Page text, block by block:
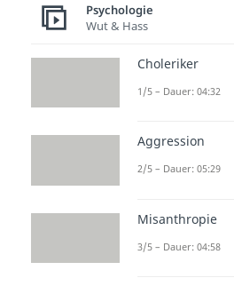
Weitere
Mandela Effekt
Dauer: 05:08
FOMO Bedeutung
Selektive
Barnum-Effekt
Déjà-vu
Uncanny Valley
Dauer: 04:55
Psychologie
Wut & Hass
Choleriker
1/5 – Dauer: 04:32
Aggression
2/5 – Dauer: 05:29
Misanthropie
3/5 – Dauer: 04:58